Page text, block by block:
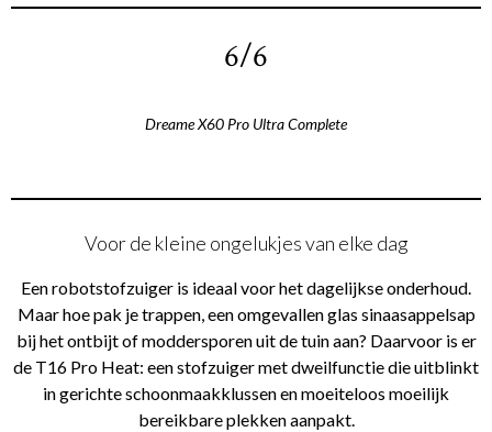
6/6
Dreame X60 Pro Ultra Complete
Voor de kleine ongelukjes van elke dag
Een robotstofzuiger is ideaal voor het dagelijkse onderhoud.
Maar hoe pak je trappen, een omgevallen glas sinaasappelsap
bij het ontbijt of moddersporen uit de tuin aan? Daarvoor is er
de T16 Pro Heat: een stofzuiger met dweilfunctie die uitblinkt
in gerichte schoonmaakklussen en moeiteloos moeilijk
bereikbare plekken aanpakt.